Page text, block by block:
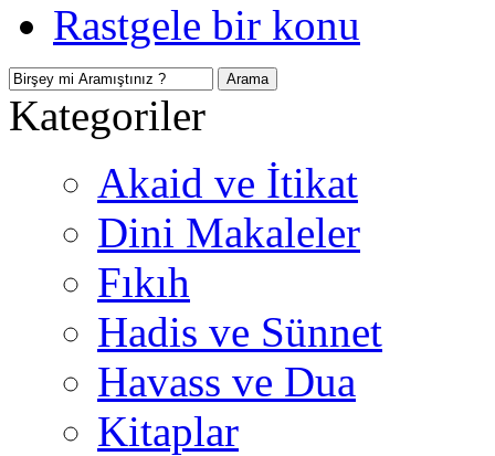
Rastgele bir konu
Kategoriler
Akaid ve İtikat
Dini Makaleler
Fıkıh
Hadis ve Sünnet
Havass ve Dua
Kitaplar